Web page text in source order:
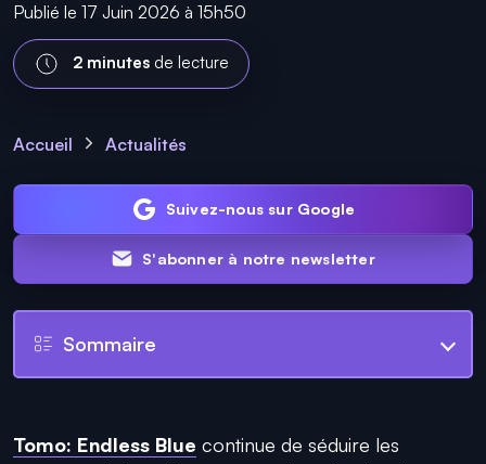
Publié le 17 Juin 2026 à 15h50
2 minutes de lecture
Accueil Actualités
Suivez-nous sur Google
S'abonner à notre newsletter
Sommaire
Tomo: Endless Blue continue de séduire les